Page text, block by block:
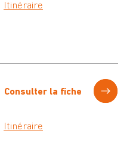
Itinéraire
Consulter la fiche
Itinéraire